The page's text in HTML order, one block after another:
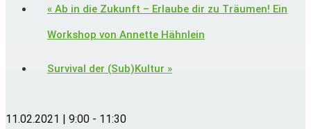
« Ab in die Zukunft – Erlaube dir zu Träumen! Ein
Workshop von Annette Hähnlein
Survival der (Sub)Kultur »
11.02.2021 | 9:00 - 11:30